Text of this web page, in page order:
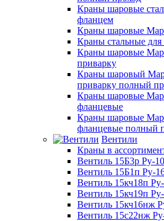
Краны шаровые
фланцем
Краны шаровые
Краны стальные
Краны шаровые
приварку
Краны шаровый
приварку полный
Краны шаровые
фланцевые
Краны шаровые
фланцевые полный
Вентили
Краны в
Вентиль 15Б3р Ру-10
Вентиль 15Б1п Ру-
Вентиль 15кч18п
Вентиль 15кч19п
Вентиль 15кч16нж
Вентиль 15с22нж